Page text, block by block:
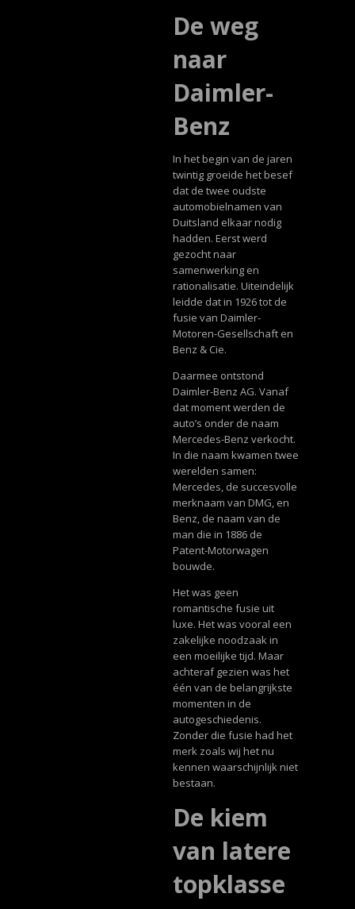
De weg
naar
Daimler-
Benz
In het begin van de jaren
twintig groeide het besef
dat de twee oudste
automobielnamen van
Duitsland elkaar nodig
hadden. Eerst werd
gezocht naar
samenwerking en
rationalisatie. Uiteindelijk
leidde dat in 1926 tot de
fusie van Daimler-
Motoren-Gesellschaft en
Benz & Cie.
Daarmee ontstond
Daimler-Benz AG. Vanaf
dat moment werden de
auto’s onder de naam
Mercedes-Benz verkocht.
In die naam kwamen twee
werelden samen:
Mercedes, de succesvolle
merknaam van DMG, en
Benz, de naam van de
man die in 1886 de
Patent-Motorwagen
bouwde.
Het was geen
romantische fusie uit
luxe. Het was vooral een
zakelijke noodzaak in
een moeilijke tijd. Maar
achteraf gezien was het
één van de belangrijkste
momenten in de
autogeschiedenis.
Zonder die fusie had het
merk zoals wij het nu
kennen waarschijnlijk niet
bestaan.
De kiem
van latere
topklasse